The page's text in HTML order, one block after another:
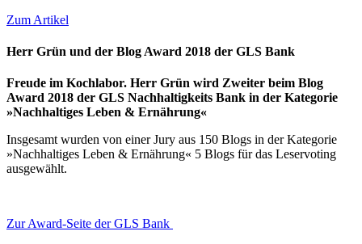
Zum Artikel
Herr Grün und der Blog Award 2018 der GLS Bank
Freude im Kochlabor. Herr Grün wird Zweiter beim Blog
Award 2018 der GLS Nachhaltigkeits Bank in der Kategorie
»Nachhaltiges Leben & Ernährung«
Insgesamt wurden von einer Jury aus 150 Blogs in der Kategorie
»Nachhaltiges Leben & Ernährung« 5 Blogs für das Leservoting
ausgewählt.
Zur Award-Seite der GLS Bank